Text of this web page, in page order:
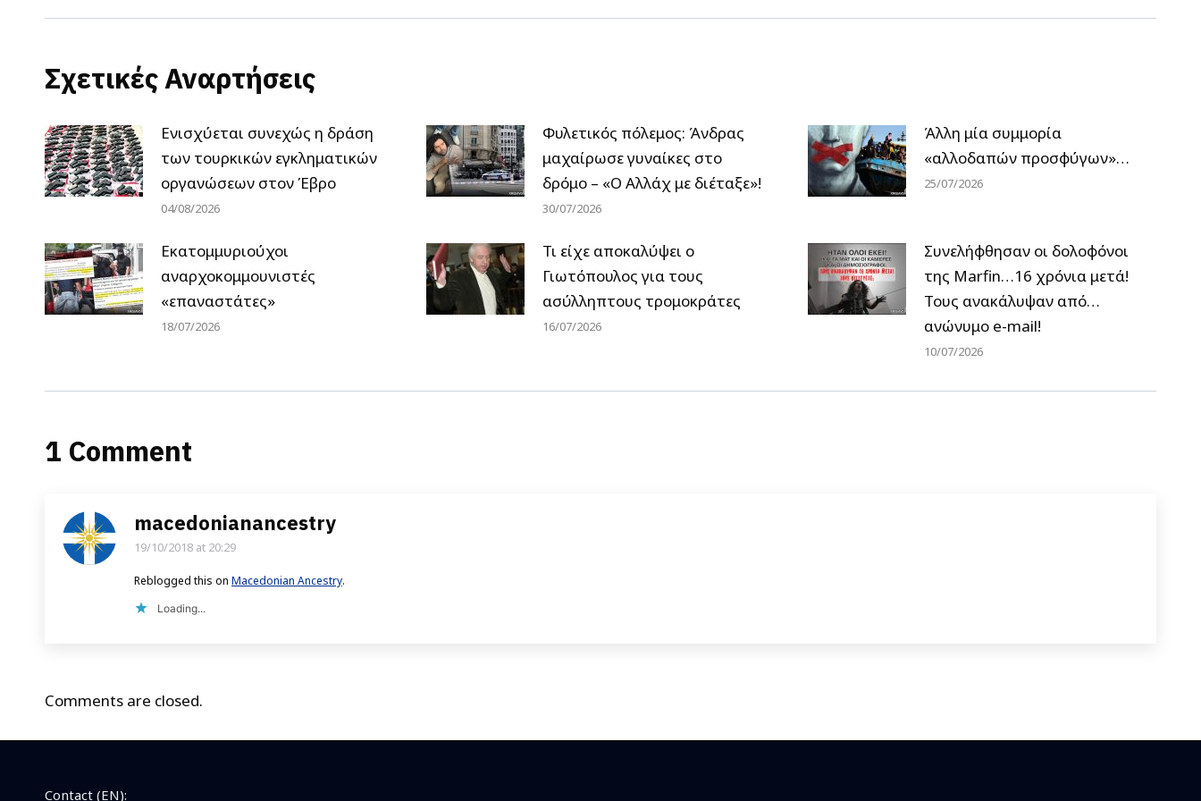
Σχετικές Αναρτήσεις
Ενισχύεται συνεχώς η δράση
των τουρκικών εγκληματικών
οργανώσεων στον Έβρο
04/08/2026
Φυλετικός πόλεμος: Άνδρας
μαχαίρωσε γυναίκες στο
δρόμο – «Ο Αλλάχ με διέταξε»!
30/07/2026
Άλλη μία συμμορία
«αλλοδαπών προσφύγων»…
25/07/2026
Εκατομμυριούχοι
αναρχοκομμουνιστές
«επαναστάτες»
18/07/2026
Τι είχε αποκαλύψει ο
Γιωτόπουλος για τους
ασύλληπτους τρομοκράτες
16/07/2026
Συνελήφθησαν οι δολοφόνοι
της Marfin…16 χρόνια μετά!
Τους ανακάλυψαν από…
ανώνυμο e-mail!
10/07/2026
1 Comment
macedonianancestry
says:
19/10/2018 at 20:29
Reblogged this on Macedonian Ancestry.
Loading...
Comments are closed.
Contact (EN):